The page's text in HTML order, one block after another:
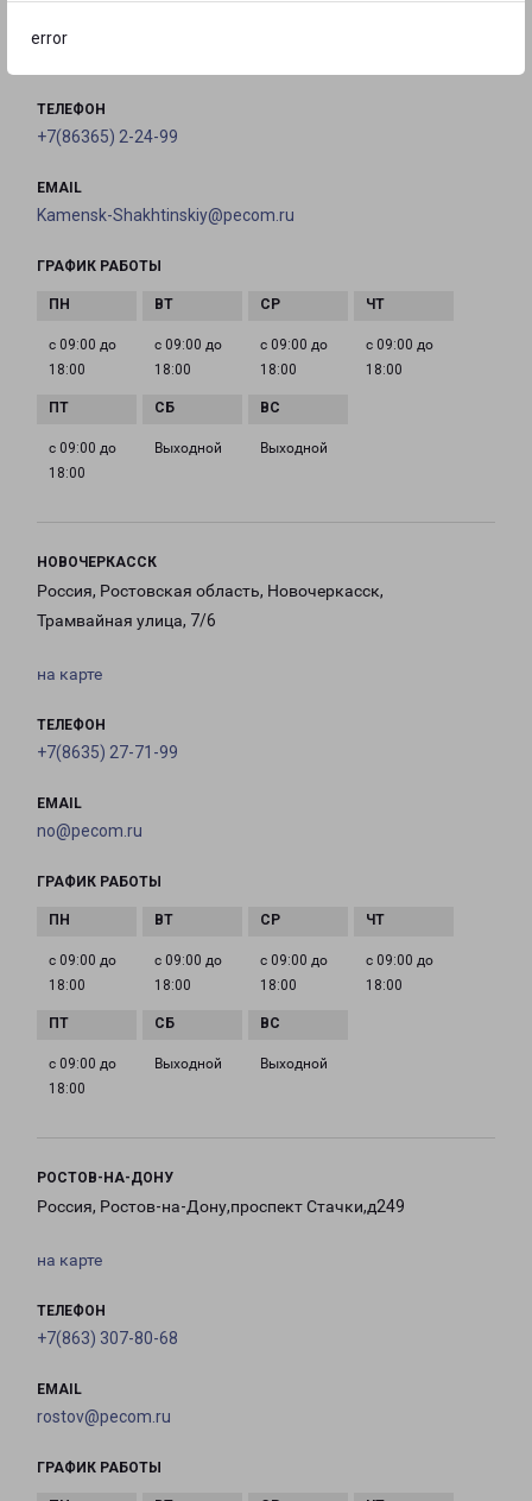
error
Шахтинский, Профильная улица, 11Б
ТЕЛЕФОН
+7(86365) 2-24-99
EMAIL
Kamensk-Shakhtinskiy@pecom.ru
ГРАФИК РАБОТЫ
с 09:00 до
18:00
с 09:00 до
18:00
с 09:00 до
18:00
с 09:00 до
18:00
с 09:00 до
18:00
Выходной Выходной
НОВОЧЕРКАССК
Россия, Ростовская область, Новочеркасск,
Трамвайная улица, 7/6
на карте
ТЕЛЕФОН
+7(8635) 27-71-99
EMAIL
no@pecom.ru
ГРАФИК РАБОТЫ
с 09:00 до
18:00
с 09:00 до
18:00
с 09:00 до
18:00
с 09:00 до
18:00
с 09:00 до
18:00
Выходной Выходной
РОСТОВ-НА-ДОНУ
Россия, Ростов-на-Дону,проспект Стачки,д249
на карте
ТЕЛЕФОН
+7(863) 307-80-68
EMAIL
rostov@pecom.ru
ГРАФИК РАБОТЫ